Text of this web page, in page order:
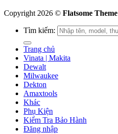
Copyright 2026 © Flatsome Theme
Tìm kiếm:
Trang chủ
Vinata | Makita
Dewalt
Milwaukee
Dekton
Amaxtools
Khác
Phụ Kiện
Kiểm Tra Bảo Hành
Đăng nhập